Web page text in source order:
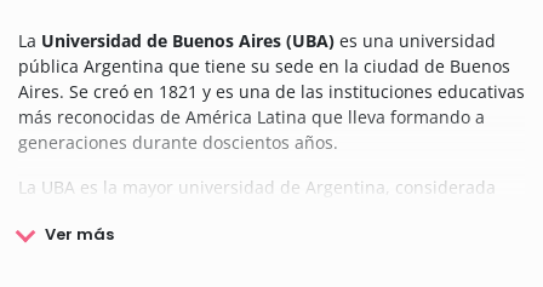
La Universidad de Buenos Aires (UBA) es una universidad
pública Argentina que tiene su sede en la ciudad de Buenos
Aires. Se creó en 1821 y es una de las instituciones educativas
más reconocidas de América Latina que lleva formando a
generaciones durante doscientos años.
La UBA es la mayor universidad de Argentina, considerada
del mundo por su calidad de enseñanza, su